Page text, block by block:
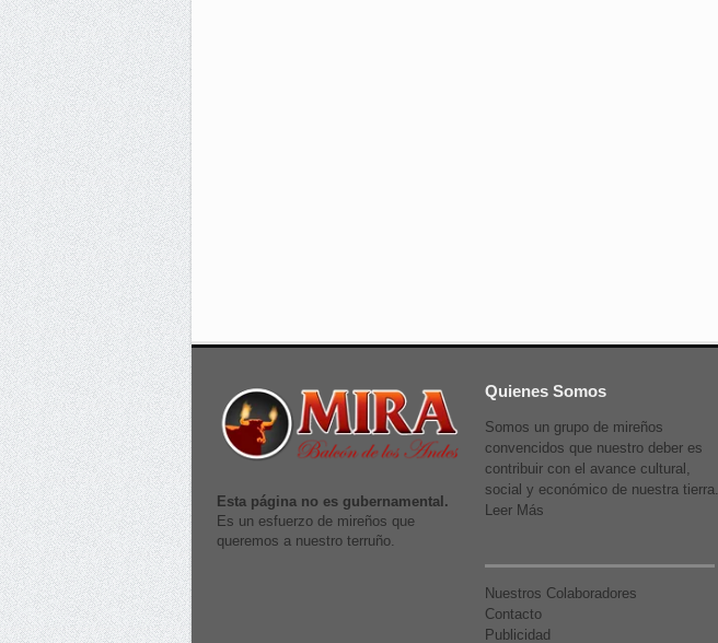
Esta página no es gubernamental.
Es un esfuerzo de mireños que
queremos a nuestro terruño.
Quienes Somos
Somos un grupo de mireños
convencidos que nuestro deber es
contribuir con el avance cultural,
social y económico de nuestra tierra.
Leer Más
Nuestros Colaboradores
Contacto
Publicidad